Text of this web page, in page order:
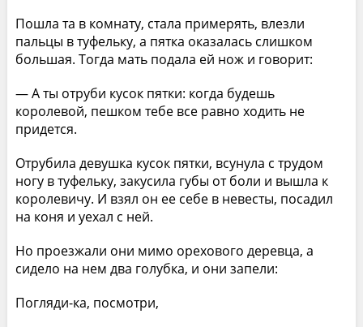
Пошла та в комнату, стала примерять, влезли
пальцы в туфельку, а пятка оказалась слишком
большая. Тогда мать подала ей нож и говорит:
— А ты отруби кусок пятки: когда будешь
королевой, пешком тебе все равно ходить не
придется.
Отрубила девушка кусок пятки, всунула с трудом
ногу в туфельку, закусила губы от боли и вышла к
королевичу. И взял он ее себе в невесты, посадил
на коня и уехал с ней.
Но проезжали они мимо орехового деревца, а
сидело на нем два голубка, и они запели:
Погляди-ка, посмотри,